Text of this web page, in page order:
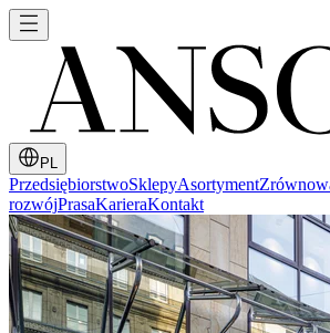
PL
PrzedsiębiorstwoSklepyAsortyment
rozwójPrasaKarieraKontakt